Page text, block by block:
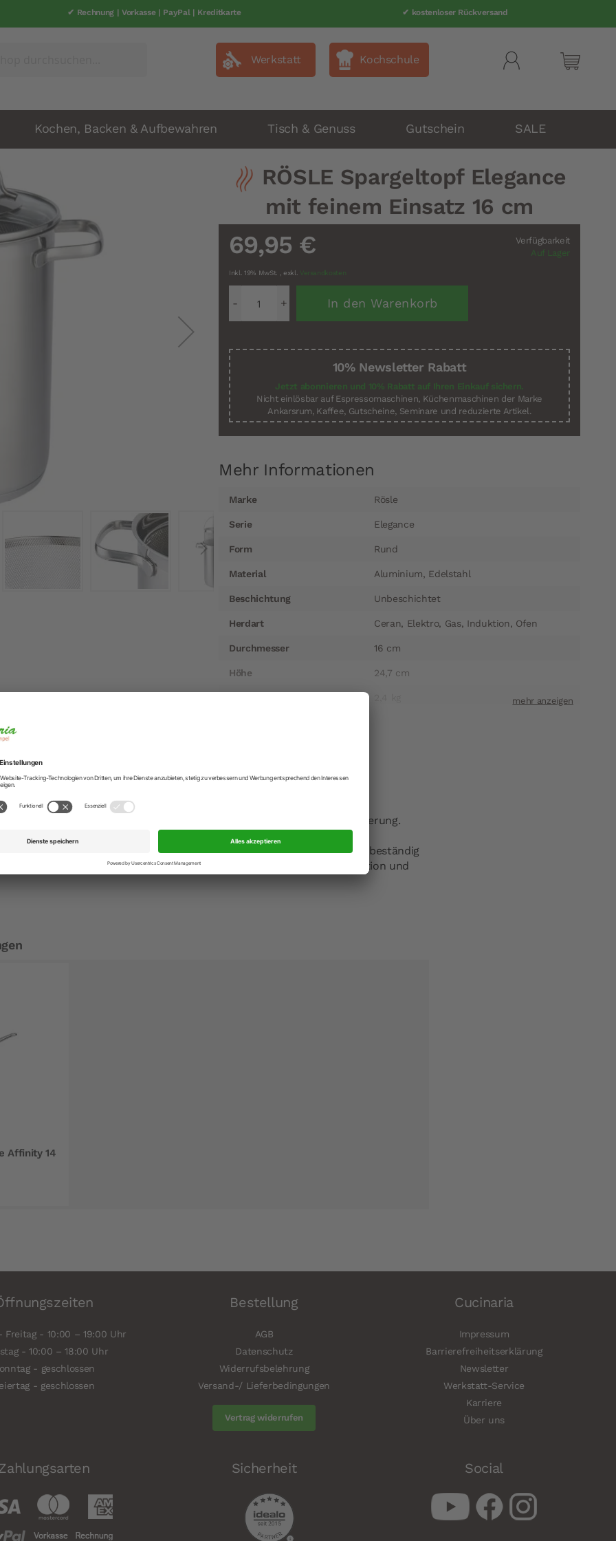
✔ Rechnung | Vorkasse | PayPal | Kreditkarte ✔ kostenloser Rückversand
Mein
Werkstatt Kochschule
Kochen, Backen & Aufbewahren Tisch & Genuss Gutschein SALE
RÖSLE Spargeltopf Elegance
mit feinem Einsatz 16 cm
Verfügbarkeit
Auf Lager
69,95 €
Inkl. 19% MwSt. , exkl. Versandkosten
In den Warenkorb
10% Newsletter Rabatt
Jetzt abonnieren und 10% Rabatt auf Ihren Einkauf sichern.
Nicht einlösbar auf Espressomaschinen, Küchenmaschinen der Marke
Ankarsrum, Kaffee, Gutscheine, Seminare und reduzierte Artikel.
Mehr Informationen
Informationen
Marke Rösle
Serie Elegance
Form Rund
Material Aluminium, Edelstahl
Beschichtung Unbeschichtet
Herdart Ceran, Elektro, Gas, Induktion, Ofen
Durchmesser 16 cm
Höhe 24,7 cm
Johann-Georg-Fendt-Strasse 38 87616
info@roesle.de
mit feinem Einsatz 16 cm
18/10 mit Siebeinsatz.
Sieb, zum Abtropfen von Spargel und Pasta geeignet.
und hygienisch.
Aluminiumkern für eine gleichmäßige Wärmeleitung und lange Speicherung.
komfortable Handhabung.
Schüttrand zum tropffreien Ausgießen. Glasdeckel temperaturbeständig
Geeignet für alle Herdarten: Keramik, Elektro, Gas, Induktion und
Affinity 14
Freitag - 10:00 – 19:00 Uhr
- 10:00 – 18:00 Uhr
- geschlossen
- geschlossen
Bestellung
AGB
Datenschutz
Widerrufsbelehrung
Versand-/ Lieferbedingungen
Vertrag widerrufen
Cucinaria
Impressum
Barrierefreiheitserklärung
Newsletter
Werkstatt-Service
Karriere
Über uns
Sicherheit Social